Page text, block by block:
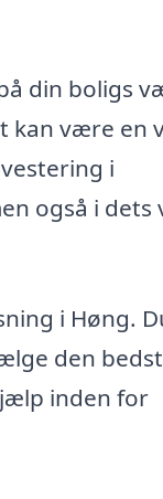
din boligs
kan være en
i
også i
i Høng.
den
inden for